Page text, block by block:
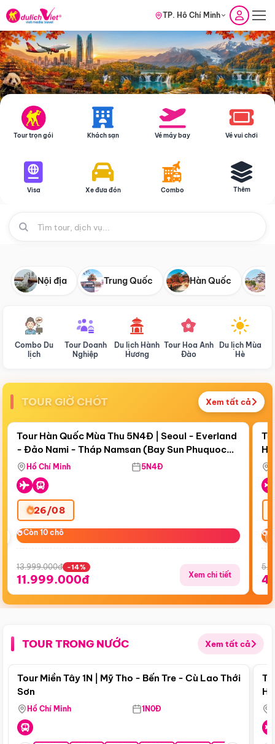
TP. Hồ Chí Minh
Tour trọn gói Khách sạn Vé máy bay Vé vui chơi
Visa Xe đưa đón Combo Thêm
Nội địa Trung Quốc Hàn Quốc
Combo Du
lịch
Tour Doanh
Nghiệp
Du lịch Hành
Hương
Tour Hoa Anh
Đào
Du lịch Mùa
Hè
TOUR GIỜ CHÓT Xem tất cả
Còn18 ngày 19:22:21
Bay Sun Phuquoc Airways
Điểm nổi bật
Tour Hàn Quốc Mùa Thu 5N4Đ | Seoul - Everland
- Đảo Nami - Tháp Namsan (Bay Sun Phuquoc
Airways)
Hồ Chí Minh 5N4Đ
26/08
Còn 10 chỗ
Còn 10 chỗ
13.999.000đ -14%
11.999.000đ Xem chi tiết
TOUR TRONG NƯỚC Xem tất cả
Điểm nổi bật
Tour Miền Tây 1N | Mỹ Tho - Bến Tre - Cù Lao Thới
Sơn
Hồ Chí Minh 1N0Đ